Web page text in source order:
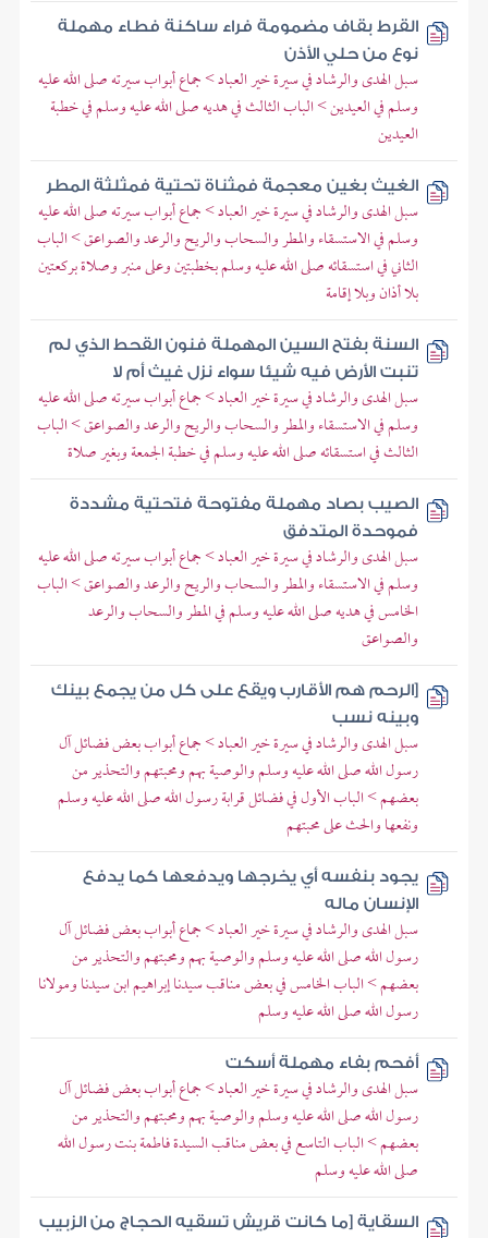
القرط بقاف مضمومة فراء ساكنة فطاء مهملة
نوع من حلي الأذن
سبل الهدى والرشاد في سيرة خير العباد > جماع أبواب سيرته صلى الله عليه
وسلم في العيدين > الباب الثالث في هديه صلى الله عليه وسلم في خطبة
العيدين
الغيث بغين معجمة فمثناة تحتية فمثلثة المطر
سبل الهدى والرشاد في سيرة خير العباد > جماع أبواب سيرته صلى الله عليه
وسلم في الاستسقاء والمطر والسحاب والريح والرعد والصواعق > الباب
الثاني في استسقائه صلى الله عليه وسلم بخطبتين وعلى منبر وصلاة بركعتين
بلا أذان وبلا إقامة
السنة بفتح السين المهملة فنون القحط الذي لم
تنبت الأرض فيه شيئا سواء نزل غيث أم لا
سبل الهدى والرشاد في سيرة خير العباد > جماع أبواب سيرته صلى الله عليه
وسلم في الاستسقاء والمطر والسحاب والريح والرعد والصواعق > الباب
الثالث في استسقائه صلى الله عليه وسلم في خطبة الجمعة وبغير صلاة
الصيب بصاد مهملة مفتوحة فتحتية مشددة
فموحدة المتدفق
سبل الهدى والرشاد في سيرة خير العباد > جماع أبواب سيرته صلى الله عليه
وسلم في الاستسقاء والمطر والسحاب والريح والرعد والصواعق > الباب
الخامس في هديه صلى الله عليه وسلم في المطر والسحاب والرعد
والصواعق
[الرحم هم الأقارب ويقع على كل من يجمع بينك
وبينه نسب
سبل الهدى والرشاد في سيرة خير العباد > جماع أبواب بعض فضائل آل
رسول الله صلى الله عليه وسلم والوصية بهم ومحبتهم والتحذير من
بعضهم > الباب الأول في فضائل قرابة رسول الله صلى الله عليه وسلم
ونفعها والحث على محبتهم
يجود بنفسه أي يخرجها ويدفعها كما يدفع
الإنسان ماله
سبل الهدى والرشاد في سيرة خير العباد > جماع أبواب بعض فضائل آل
رسول الله صلى الله عليه وسلم والوصية بهم ومحبتهم والتحذير من
بعضهم > الباب الخامس في بعض مناقب سيدنا إبراهيم ابن سيدنا ومولانا
رسول الله صلى الله عليه وسلم
أفحم بفاء مهملة أسكت
سبل الهدى والرشاد في سيرة خير العباد > جماع أبواب بعض فضائل آل
رسول الله صلى الله عليه وسلم والوصية بهم ومحبتهم والتحذير من
بعضهم > الباب التاسع في بعض مناقب السيدة فاطمة بنت رسول الله
صلى الله عليه وسلم
السقاية [ما كانت قريش تسقيه الحجاج من الزبيب